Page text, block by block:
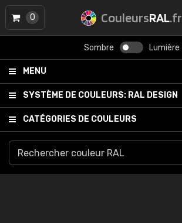
CouleursRAL.fr
Sombre Lumière
MENU
SYSTÈME DE COULEURS: RAL DESIGN
CATÉGORIES DE COULEURS
0